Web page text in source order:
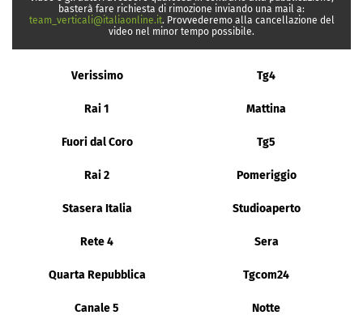
basterà fare richiesta di rimozione inviando una mail a:
team_verticali@italiaonline.it. Provvederemo alla cancellazione del
video nel minor tempo possibile.
Verissimo Tg4
Rai 1 Mattina
Fuori dal Coro Tg5
Rai 2 Pomeriggio
Stasera Italia Studioaperto
Rete 4 Sera
Quarta Repubblica Tgcom24
Canale 5 Notte